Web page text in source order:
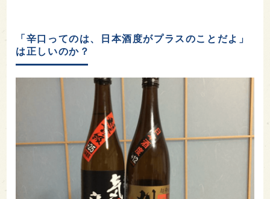
「辛口ってのは、日本酒度がプラスのことだよ」
は正しいのか？